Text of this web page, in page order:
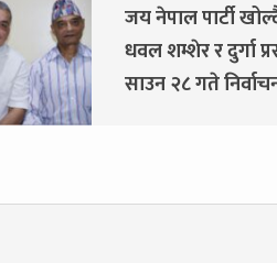
जय नेपाल पार्टी खोल्दै
धवल शम्शेर र दुर्गा प्रसाईं,
साउन २८ गते निर्वाचन